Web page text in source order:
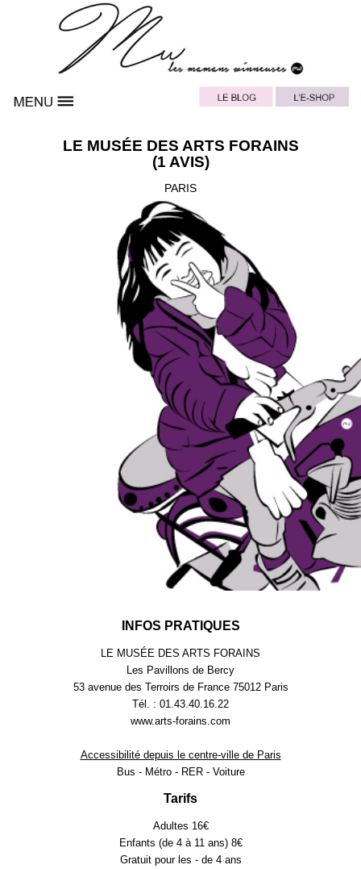
LE MUSÉE DES ARTS FORAINS
(1 AVIS)
PARIS
INFOS PRATIQUES
LE MUSÉE DES ARTS FORAINS
Les Pavillons de Bercy
53 avenue des Terroirs de France 75012 Paris
Tél. : 01.43.40.16.22
www.arts-forains.com
Accessibilité depuis le centre-ville de Paris
Bus - Métro - RER - Voiture
Tarifs
Adultes 16€
Enfants (de 4 à 11 ans) 8€
Gratuit pour les - de 4 ans